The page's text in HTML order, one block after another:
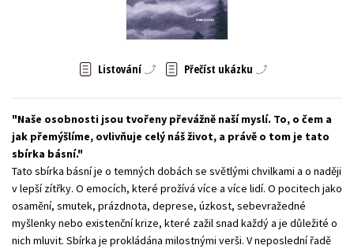
Zahraniční literatura
Listování Přečíst ukázku
Naše osobnosti jsou tvořeny převážně naší myslí. To, o čem a
jak přemýšlíme, ovlivňuje celý náš život, a právě o tom je tato
sbírka básní.
Tato sbírka básní je o temných dobách se světlými chvilkami a o naději
v lepší zítřky. O emocích, které prožívá více a více lidí. O pocitech jako
osamění, smutek, prázdnota, deprese, úzkost, sebevražedné
myšlenky nebo existenční krize, které zažil snad každý a je důležité o
nich mluvit. Sbírka je prokládána milostnými verši. V neposlední řadě